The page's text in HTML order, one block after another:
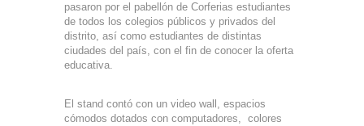
pasaron por el pabellón de Corferias estudiantes
de todos los colegios públicos y privados del
distrito, así como estudiantes de distintas
ciudades del país, con el fin de conocer la oferta
educativa.
El stand contó con un video wall, espacios
cómodos dotados con computadores, colores